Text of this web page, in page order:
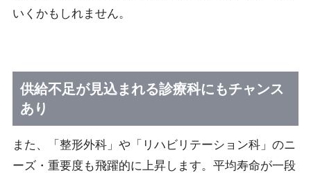
いくかもしれません。
供給不足が見込まれる診療科にもチャンス
あり
また、「整形外科」や「リハビリテーション科」のニ
ーズ・重要度も飛躍的に上昇します。平均寿命が一段